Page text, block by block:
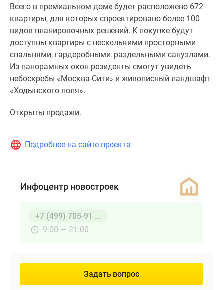
Всего в премиальном доме будет расположено 672
квартиры, для которых спроектировано более 100
видов планировочных решений. К покупке будут
доступны квартиры с несколькими просторными
спальнями, гардеробными, раздельными санузлами.
Из панорамных окон резиденты смогут увидеть
небоскребы «Москва-Сити» и живописный ландшафт
«Ходынского поля».
Открыты продажи.
Подробнее на сайте проекта
Инфоцентр новостроек
+7 (499) 705-91 ...
9:00 — 21:00
Задать вопрос